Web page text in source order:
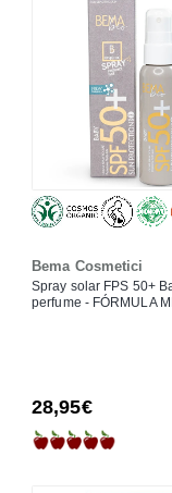
Bema Cosmetici
Spray solar FPS 50+
perfume - FÓRMULA
28,95€